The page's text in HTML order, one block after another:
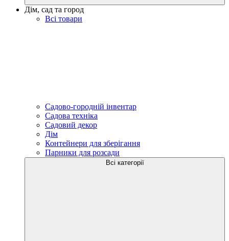
Дім, сад та город
Всі товари
Садово-городній інвентар
Садова техніка
Садовий декор
Дім
Контейнери для зберігання
Парники для розсади
Всі категорії